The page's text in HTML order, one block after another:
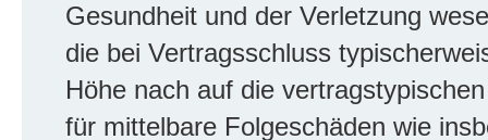
Gesundheit und der Verletzung
die bei Vertragsschluss
Höhe nach auf die
für mittelbare Folgeschäden wie